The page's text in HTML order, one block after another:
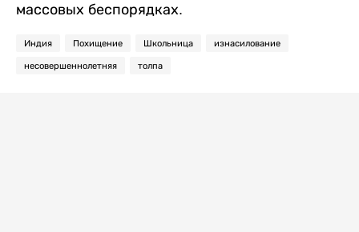
массовых беспорядках.
Индия Похищение Школьница изнасилование
несовершеннолетняя толпа